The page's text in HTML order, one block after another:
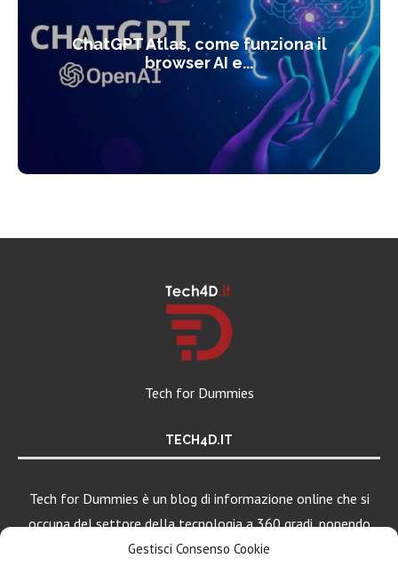
Gestisci Consenso Cookie
ChatGPT Atlas, come funziona il
browser AI e...
Tech for Dummies
TECH4D.IT
Tech for Dummies è un blog di informazione online che si
occupa del settore della tecnologia a 360 gradi, ponendo
una particolare attenzione al mondo Android, Apple e